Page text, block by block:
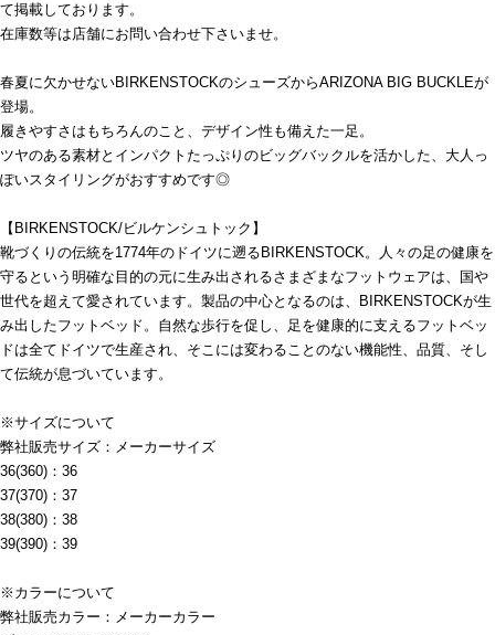
て掲載しております。
在庫数等は店舗にお問い合わせ下さいませ。
春夏に欠かせないBIRKENSTOCKのシューズからARIZONA BIG BUCKLEが
登場。
履きやすさはもちろんのこと、デザイン性も備えた一足。
ツヤのある素材とインパクトたっぷりのビッグバックルを活かした、大人っ
ぽいスタイリングがおすすめです◎
【BIRKENSTOCK/ビルケンシュトック】
靴づくりの伝統を1774年のドイツに遡るBIRKENSTOCK。人々の足の健康を
守るという明確な目的の元に生み出されるさまざまなフットウェアは、国や
世代を超えて愛されています。製品の中心となるのは、BIRKENSTOCKが生
み出したフットベッド。自然な歩行を促し、足を健康的に支えるフットベッ
ドは全てドイツで生産され、そこには変わることのない機能性、品質、そし
て伝統が息づいています。
※サイズについて
弊社販売サイズ：メーカーサイズ
36(360)：36
37(370)：37
38(380)：38
39(390)：39
※カラーについて
弊社販売カラー：メーカーカラー